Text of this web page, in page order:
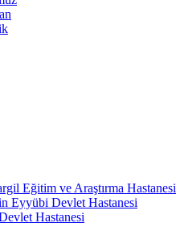
Eğitim ve Araştırma Hastanesi
Eyyübi Devlet Hastanesi
Hastanesi